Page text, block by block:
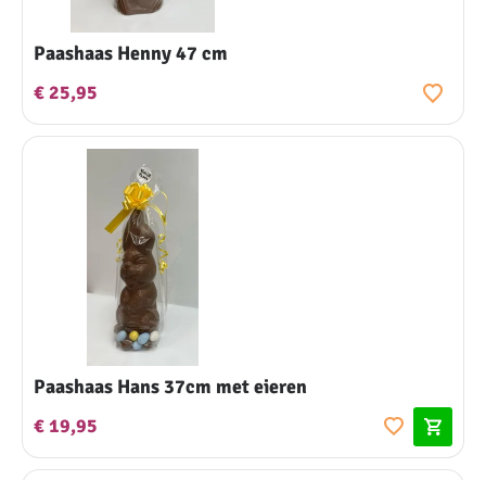
Paashaas Henny 47 cm
€ 25,95
Paashaas Hans 37cm met eieren
€ 19,95